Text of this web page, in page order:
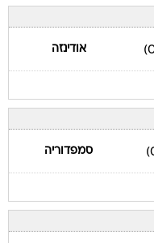
אודינזה
סמפדוריה